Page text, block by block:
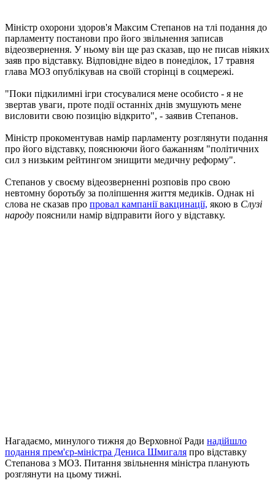
Міністр охорони здоров'я Максим Степанов на тлі подання до
парламенту постанови про його звільнення записав
відеозвернення. У ньому він ще раз сказав, що не писав ніяких
заяв про відставку. Відповідне відео в понеділок, 17 травня
глава МОЗ опублікував на своїй сторінці в соцмережі.
"Поки підкилимні ігри стосувалися мене особисто - я не
звертав уваги, проте події останніх днів змушують мене
висловити свою позицію відкрито", - заявив Степанов.
Міністр прокоментував намір парламенту розглянути подання
про його відставку, пояснюючи його бажанням "політичних
сил з низьким рейтингом знищити медичну реформу".
Степанов у своєму відеозверненні розповів про свою
невтомну боротьбу за поліпшення життя медиків. Однак ні
слова не сказав про провал кампанії вакцинації, якою в Слузі
народу пояснили намір відправити його у відставку.
Нагадаємо, минулого тижня до Верховної Ради надійшло
подання прем'єр-міністра Дениса Шмигаля про відставку
Степанова з МОЗ. Питання звільнення міністра планують
розглянути на цьому тижні.